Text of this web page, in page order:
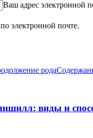
Ваш адрес электронной
электронной почте.
рода
виды и